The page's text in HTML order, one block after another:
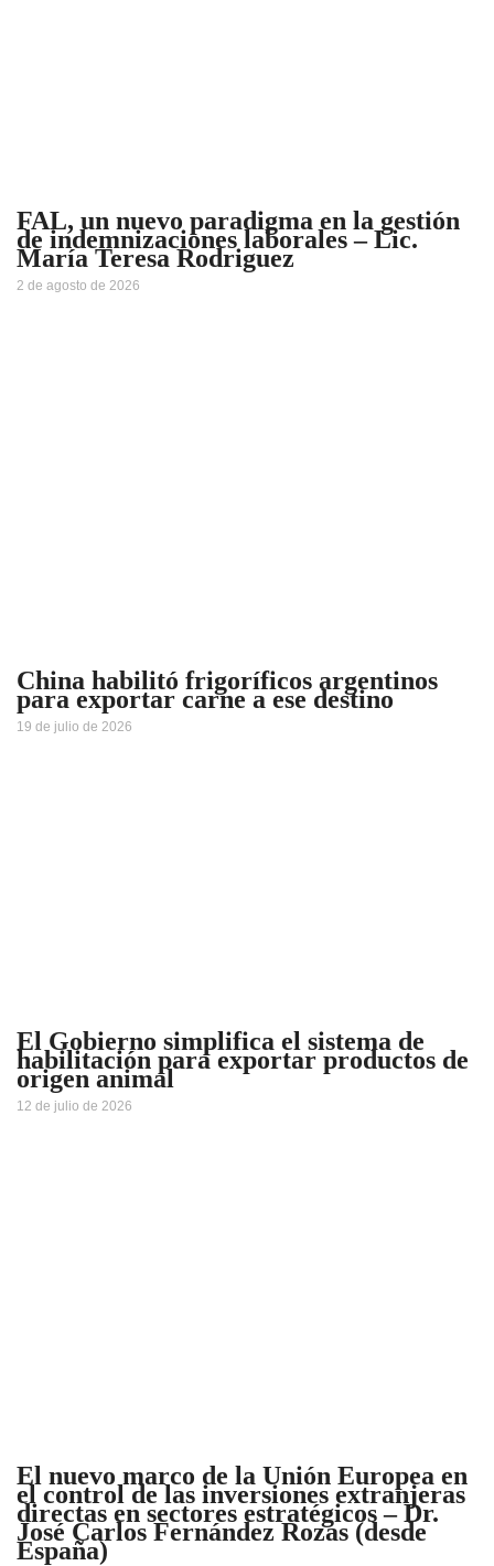
FAL, un nuevo paradigma en la gestión
de indemnizaciones laborales – Lic.
María Teresa Rodriguez
2 de agosto de 2026
China habilitó frigoríficos argentinos
para exportar carne a ese destino
19 de julio de 2026
El Gobierno simplifica el sistema de
habilitación para exportar productos de
origen animal
12 de julio de 2026
El nuevo marco de la Unión Europea en
el control de las inversiones extranjeras
directas en sectores estratégicos – Dr.
José Carlos Fernández Rozas (desde
España)